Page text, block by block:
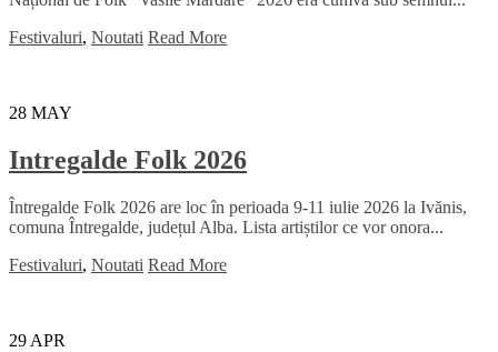
Festivaluri, Noutati Read More
28 MAY
Intregalde Folk 2026
Întregalde Folk 2026 are loc în perioada 9-11 iulie 2026 la Ivănis,
comuna Întregalde, județul Alba. Lista artiștilor ce vor onora...
Festivaluri, Noutati Read More
29 APR